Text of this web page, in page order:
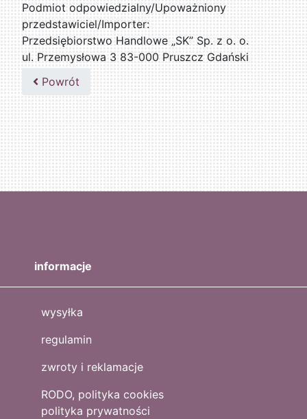
Podmiot odpowiedzialny/Upoważniony
przedstawiciel/Importer:
Przedsiębiorstwo Handlowe „SK” Sp. z o. o.
ul. Przemysłowa 3 83-000 Pruszcz Gdański
509076255
Powrót
informacje
wysyłka
regulamin
zwroty i reklamacje
RODO, polityka cookies
polityka prywatności